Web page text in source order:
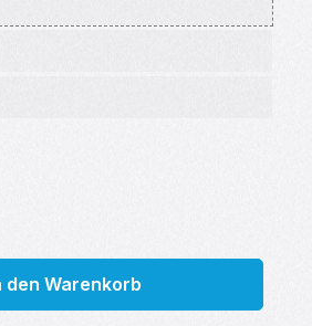
Wert ein oder
den Warenkorb